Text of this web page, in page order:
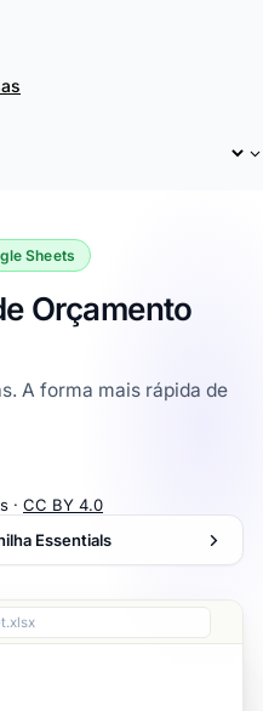
Sheets
Orçamento
A forma mais rápida de
· CC BY 4.0
Essentials